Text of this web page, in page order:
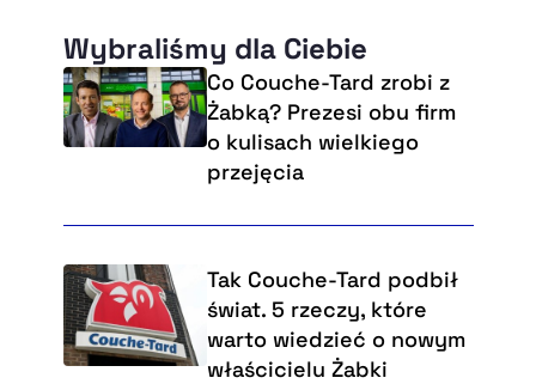
Wybraliśmy dla Ciebie
Co Couche-Tard zrobi z
Żabką? Prezesi obu firm
o kulisach wielkiego
przejęcia
Tak Couche-Tard podbił
świat. 5 rzeczy, które
warto wiedzieć o nowym
właścicielu Żabki